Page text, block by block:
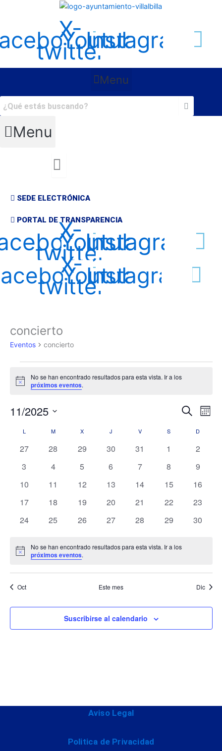
X-
twitter
Youtube
Instagram
Menu
Menu
SEDE ELECTRÓNICA
PORTAL DE TRANSPARENCIA
X-
twitter
Youtube
Instagram
X-
twitter
Youtube
Instagram
concierto
Eventos concierto
Eventos
Aviso
No se han encontrado resultados para esta vista. Ir a los
próximos eventos.
Navegación
búsqueda
Eventos
BuscarMes
11/2025
Calendario
L
LUNES
M
MARTES
X
MIÉRCOLES
J V S D
0
27
0
28
0
29
0
30
0
31
0
1
0
2
0
3
0
4
0
5
0
6
0
7
0
8
0
9
0
10
0
11
0
12
0
13
0
14
0
15
0
16
0
17
0
18
0
19
0
20
0
21
0
22
0
23
0
24
0
25
0
26
0
27
0
28
0
29
0
30
Aviso
No se han encontrado resultados para esta vista. Ir a los
próximos eventos.
Oct Este mes Dic
Suscribirse al calendario
Aviso Legal
Politica de Privacidad